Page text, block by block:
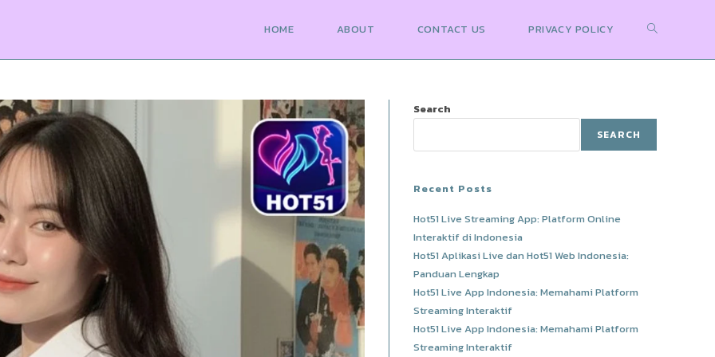
HOME ABOUT CONTACT US PRIVACY POLICY Toggle
search
Search
SEARCH
Recent Posts
Hot51 Live Streaming App: Platform Online
Interaktif di Indonesia
Hot51 Aplikasi Live dan Hot51 Web Indonesia:
Panduan Lengkap
Hot51 Live App Indonesia: Memahami Platform
Streaming Interaktif
Hot51 Live App Indonesia: Memahami Platform
Streaming Interaktif